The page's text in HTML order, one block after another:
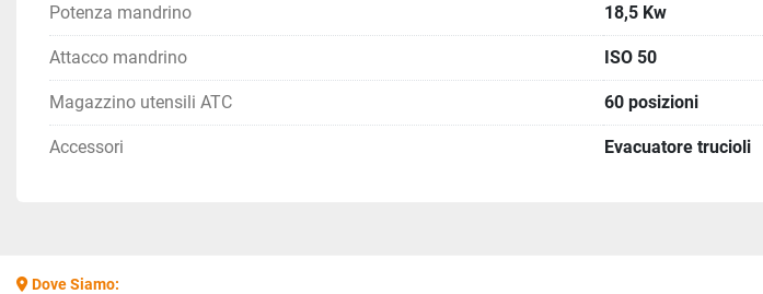
Potenza mandrino 18,5 Kw
Attacco mandrino ISO 50
Magazzino utensili ATC 60 posizioni
Accessori Evacuatore trucioli
Dove Siamo: